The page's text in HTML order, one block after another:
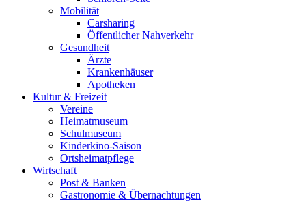
Mobilität
Carsharing
Öffentlicher Nahverkehr
Gesundheit
Ärzte
Krankenhäuser
Apotheken
Kultur & Freizeit
Vereine
Heimatmuseum
Schulmuseum
Kinderkino-Saison
Ortsheimatpflege
Wirtschaft
Post & Banken
Gastronomie & Übernachtungen